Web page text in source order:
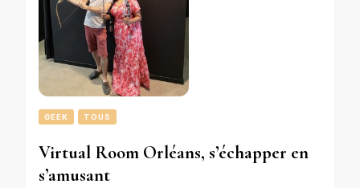
GEEK TOUS
Virtual Room Orléans, s’échapper en
s’amusant